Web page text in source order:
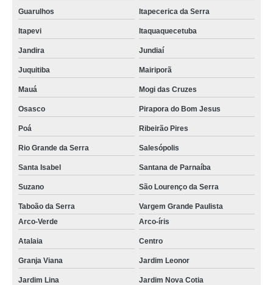
Guarulhos Itapecerica da Serra
Itapevi Itaquaquecetuba
Jandira Jundiaí
Juquitiba Mairiporã
Mauá Mogi das Cruzes
Osasco Pirapora do Bom Jesus
Poá Ribeirão Pires
Rio Grande da Serra Salesópolis
Santa Isabel Santana de Parnaíba
Suzano São Lourenço da Serra
Taboão da Serra
Vargem Grande Paulista
Arco-Verde
Arco-íris
Atalaia Centro
Granja Viana Jardim Leonor
Jardim Lina Jardim Nova Cotia